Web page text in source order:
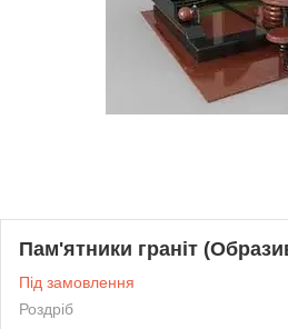
Пам'ятники граніт
Під замовлення
Роздріб